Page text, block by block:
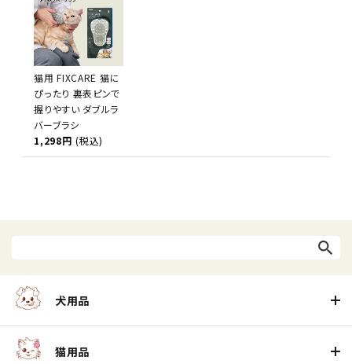
猫用 FIXCARE 猫に
ぴったり 裏表ピンで
握りやすい ダブルラ
バーブラシ
1,298円 (税込)
犬用品
猫用品